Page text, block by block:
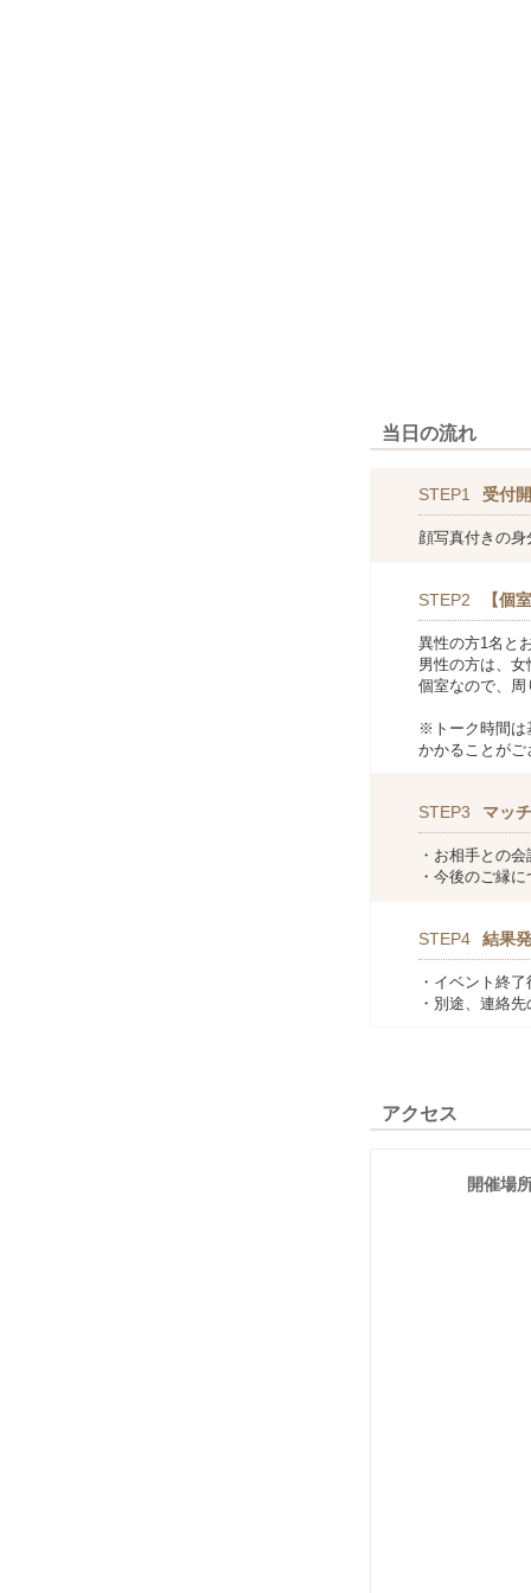
当日の流れ
STEP1 受付
顔写真付きの
STEP2 【個
異性の方1名と
男性の方は、
個室なので、
※トーク時間は
かかることがご
STEP3 マッ
・お相手との
・今後のご縁
STEP4 結果
・イベント終
・別途、連絡
アクセス
開催場